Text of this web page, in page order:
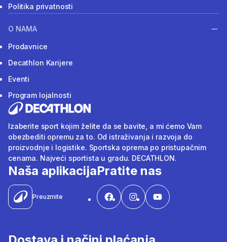
Politika privatnosti
O NAMA
Prodavnice
Decathlon Karijere
Eventi
Program lojalnosti
Izaberite sport kojim želite da se bavite, a mi ćemo Vam
obezbediti opremu za to. Od istraživanja i razvoja do
proizvodnje i logistike. Sportska oprema po pristupačnim
cenama. Najveći sportista u gradu. DECATHLON.
Naša aplikacija
Preuzmite
Pratite nas